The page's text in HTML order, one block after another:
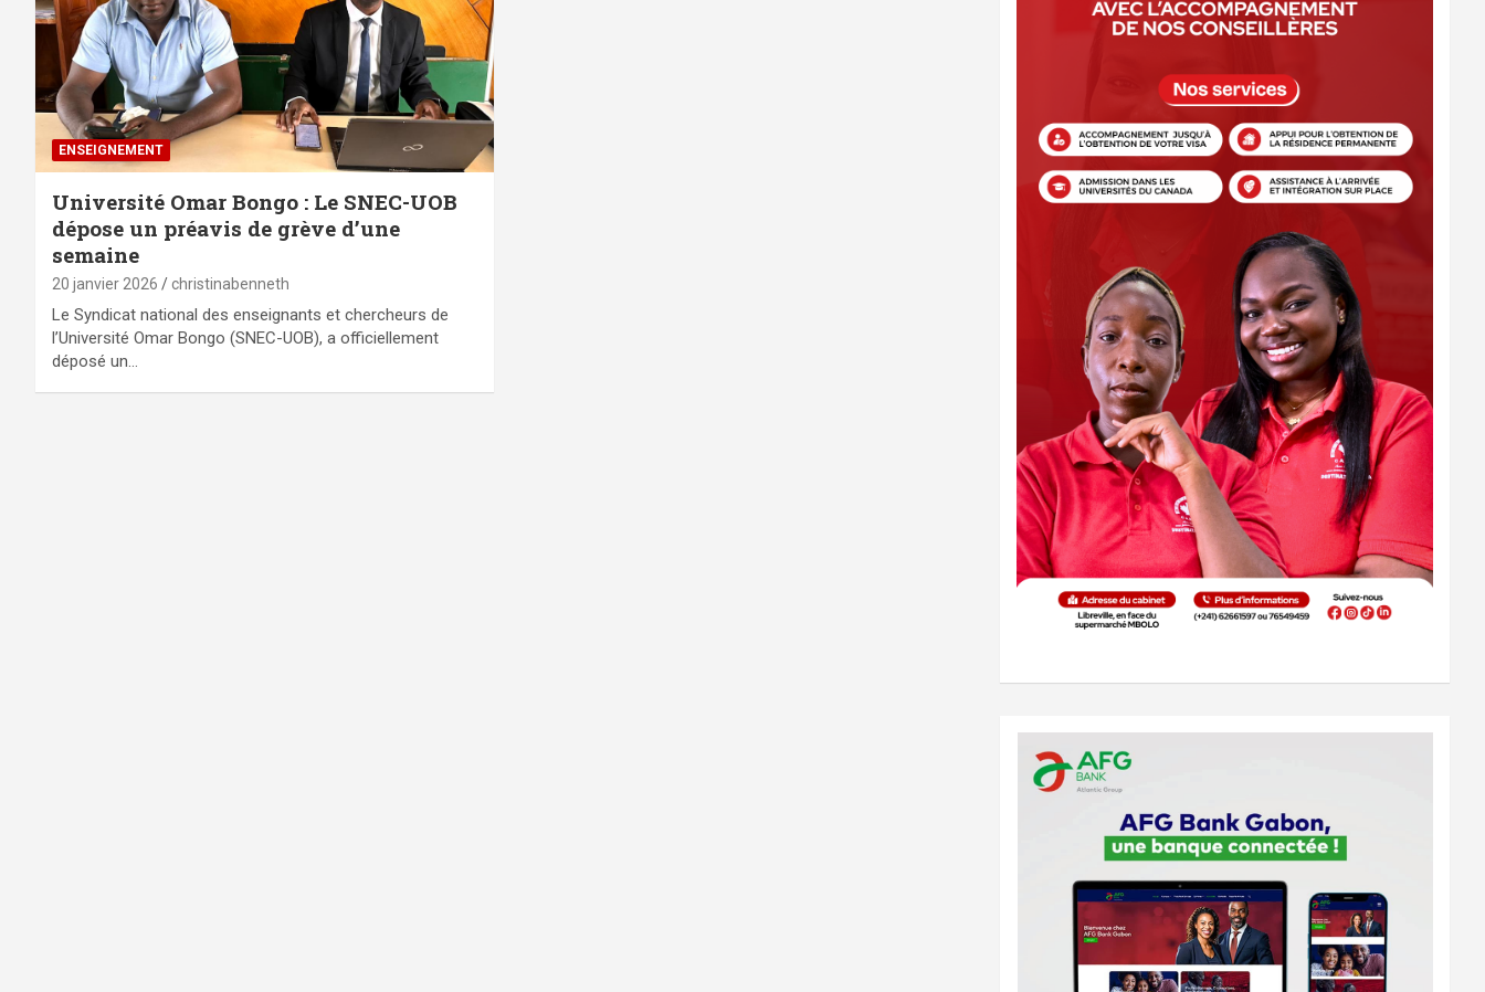
ENSEIGNEMENT
Université Omar Bongo : Le SNEC-UOB
dépose un préavis de grève d’une
semaine
20 janvier 2026 christinabenneth
Le Syndicat national des enseignants et chercheurs de
l’Université Omar Bongo (SNEC-UOB), a officiellement
déposé un…